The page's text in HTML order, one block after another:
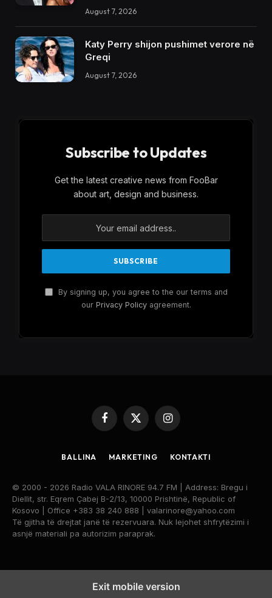
August 7, 2026
Katy Perry shijon pushimet verore në
Greqi
August 7, 2026
Subscribe to Updates
Get the latest creative news from FooBar
about art, design and business.
By signing up, you agree to the our terms and
our Privacy Policyagreement.
Facebook
X
(Twitter)
Instagram
BALLINA MARKETING KONTAKTI
© 2000 - 2026 Radio VALA RINORE 94.7 FM | Address: Bregu i
Diellit, str. Eqrem Çabej B-2/13, 10000 Prishtinë, Republic of
Kosovo | Office +383 38 240 888 | valarinore@yahoo.com
Të gjitha të drejtat janë të rezervuara. Nuk lejohet shfrytëzimi i
asnjë materiali pa autorizim paraprak.
Exit mobile version